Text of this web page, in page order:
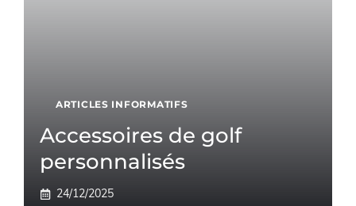
ARTICLES INFORMATIFS
Accessoires de golf
personnalisés
24/12/2025